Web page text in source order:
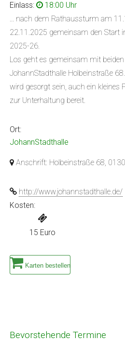
Einlass:
18:00 Uhr
... nach dem Rathaussturm am
22.11.2025 gemeinsam den Start
2025-26.
Los geht es gemeinsam mit beiden
JohannStadthalle Holbeinstraße
wird gesorgt sein, auch ein
zur Unterhaltung bereit.
Ort:
JohannStadthalle
Anschrift: Holbeinstraße 68,
http://www.johannstadthalle.de/
Kosten:
15 Euro
Karten bestellen
Bevorstehende Termine